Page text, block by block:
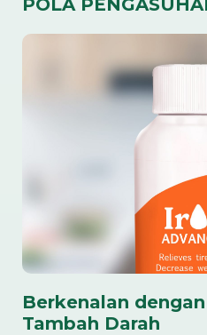
POLA
Berkenalan
Tambah Darah